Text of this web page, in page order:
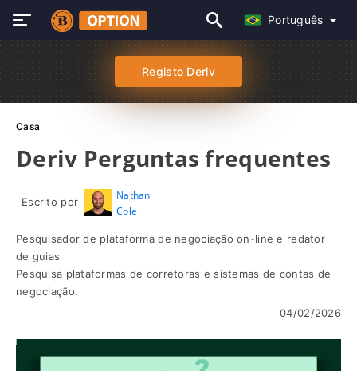
Português
Registo Deriv
Casa
Deriv Perguntas frequentes
Escrito por
Nathan
Cole
Pesquisador de plataforma de negociação on-line e redator
de guias
Pesquisa plataformas de corretoras e sistemas de contas de
negociação.
04/02/2026